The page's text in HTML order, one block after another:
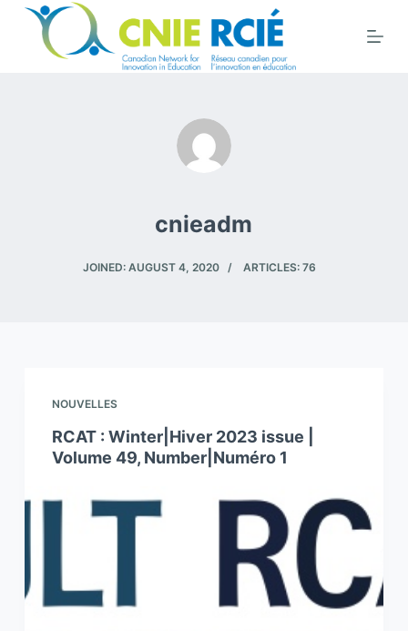
cnieadm
JOINED: AUGUST 4, 2020 ARTICLES: 76
NOUVELLES
RCAT : Winter|Hiver 2023 issue |
Volume 49, Number|Numéro 1